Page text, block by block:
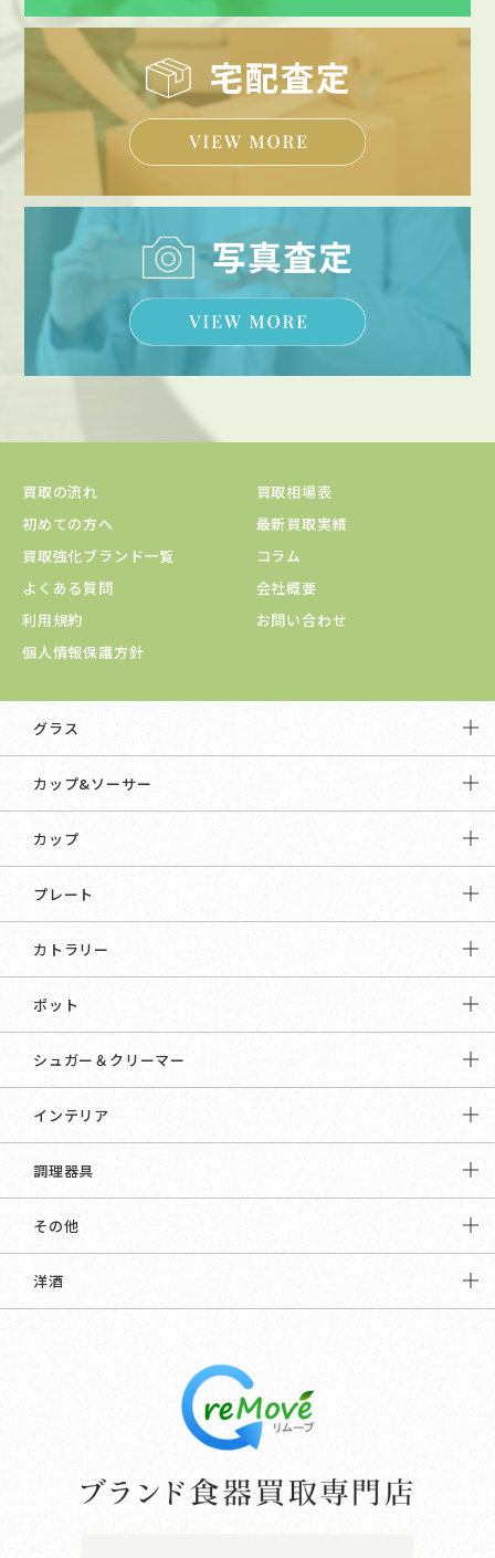
買取の流れ
買取相場表
初めての方へ
最新買取実績
買取強化ブランド一覧
コラム
よくある質問
会社概要
利用規約
お問い合わせ
個人情報保護方針
グラス
カップ&ソーサー
カップ
プレート
カトラリー
ポット
シュガー＆クリーマー
インテリア
調理器具
その他
洋酒